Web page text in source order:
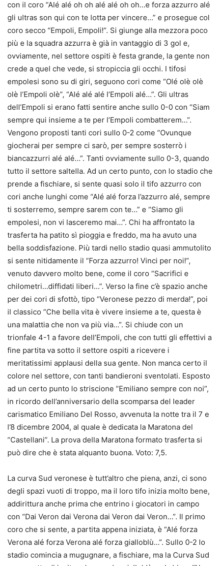
con il coro “Alé alé oh oh alé alé oh oh…e forza azzurro alé
gli ultras son qui con te lotta per vincere…” e prosegue col
coro secco “Empoli, Empoli!”. Si giunge alla mezzora poco
più e la squadra azzurra è già in vantaggio di 3 gol e,
ovviamente, nel settore ospiti è festa grande, la gente non
crede a quel che vede, si stropiccia gli occhi. I tifosi
empolesi sono su di giri, seguono cori come “Olé olè olè
olè l’Empoli olè”, “Alé alé alé l’Empoli alé…”. Gli ultras
dell’Empoli si erano fatti sentire anche sullo 0-0 con “Siam
sempre qui insieme a te per l’Empoli combatterem…”.
Vengono proposti tanti cori sullo 0-2 come “Ovunque
giocherai per sempre ci sarò, per sempre sosterrò i
biancazzurri alé alé…”. Tanti ovviamente sullo 0-3, quando
tutto il settore saltella. Ad un certo punto, con lo stadio che
prende a fischiare, si sente quasi solo il tifo azzurro con
cori anche lunghi come “Alé alé forza l’azzurro alé, sempre
ti sosterremo, sempre sarem con te…” e “Siamo gli
empolesi, non vi lasceremo mai…”. Chi ha affrontato la
trasferta ha patito sì pioggia e freddo, ma ha avuto una
bella soddisfazione. Più tardi nello stadio quasi ammutolito
si sente nitidamente il “Forza azzurro! Vinci per noi!”,
venuto davvero molto bene, come il coro “Sacrifici e
chilometri…diffidati liberi…”. Verso la fine c’è spazio anche
per dei cori di sfottò, tipo “Veronese pezzo di merda!”, poi
il classico “Che bella vita è vivere insieme a te, questa è
una malattia che non va più via…”. Si chiude con un
trionfale 4-1 a favore dell’Empoli, che con tutti gli effettivi a
fine partita va sotto il settore ospiti a ricevere i
meritatissimi applausi della sua gente. Non manca certo il
colore nel settore, con tanti bandieroni sventolati. Esposto
ad un certo punto lo striscione “Emiliano sempre con noi”,
in ricordo dell’anniversario della scomparsa del leader
carismatico Emiliano Del Rosso, avvenuta la notte tra il 7 e
l’8 dicembre 2004, al quale è dedicata la Maratona del
“Castellani”. La prova della Maratona formato trasferta si
può dire che è stata alquanto buona. Voto: 7,5.
La curva Sud veronese è tutt’altro che piena, anzi, ci sono
degli spazi vuoti di troppo, ma il loro tifo inizia molto bene,
addirittura anche prima che entrino i giocatori in campo
con “Dai Veron dai Verona dai Veron dai Veron…”. Il primo
coro che si sente, a partita appena iniziata, è “Alé forza
Verona alé forza Verona alé forza gialloblù…”. Sullo 0-2 lo
stadio comincia a mugugnare, a fischiare, ma la Curva Sud